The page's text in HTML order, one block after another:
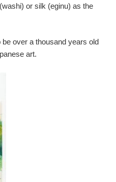
or silk (eginu) as the
over a thousand years old
art.